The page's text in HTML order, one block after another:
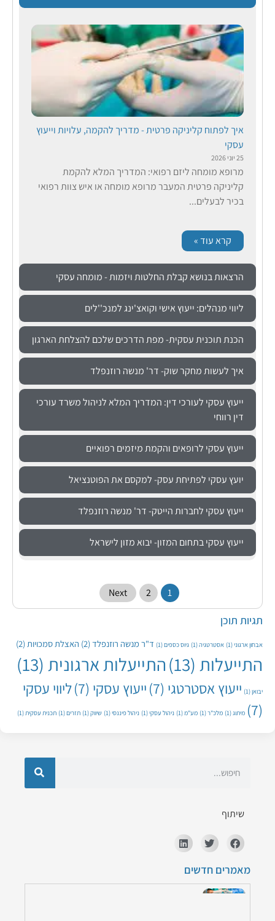
שיתוף
מאמרים חדשים
איך לפתוח קליניקה פרטית - מדריך להקמה, עלויות וייעוץ
עסקי
25 יוני 2026
מרופא מומחה ליזם רפואי: המדריך המלא להקמת
קליניקה פרטית המעבר מרופא מומחה או איש צוות רפואי
בכיר לבעלים...
קרא עוד »
הרצאות בנושא קבלת החלטות ויזמות - מומחה עסקי
ליווי מנהלים: ייעוץ אישי וקואצ'ינג למנכ''לים
הכנת תוכנית עסקית- מפת הדרכים שלכם להצלחת הארגון
איך לעשות מחקר שוק- דר' מנשה רוזנפלד
ייעוץ עסקי לעורכי דין: המדריך המלא לניהול משרד עורכי
דין רווחי
ייעוץ עסקי לרופאים והקמת מיזמים רפואיים
יועץ עסקי לפתיחת עסק- למקסם את הפוטנציאל
ייעוץ עסקי לחברות הייטק- דר' מנשה רוזנפלד
ייעוץ עסקי בתחום המזון- יבוא מזון לישראל
1
2
Next
תגיות תוכן
אבחון ארגוני(1) אסטרטגיה(1) גיוס כספים(1) ד"ר מנשה רוזנפלד (2) האצלת סמכויות (2)
התייעלות (13) התייעלות ארגונית (13)
יבואן(1) ייעוץ אסטרטגי (7) ייעוץ עסקי (7)
ליווי עסקי
(7)
מיתוג (1) מלכ"ר(1) מע"מ(1) ניהול עסקי(1) ניהול פיננסי(1) שיווק(1) תזרים(1) תכנית עסקית (1)